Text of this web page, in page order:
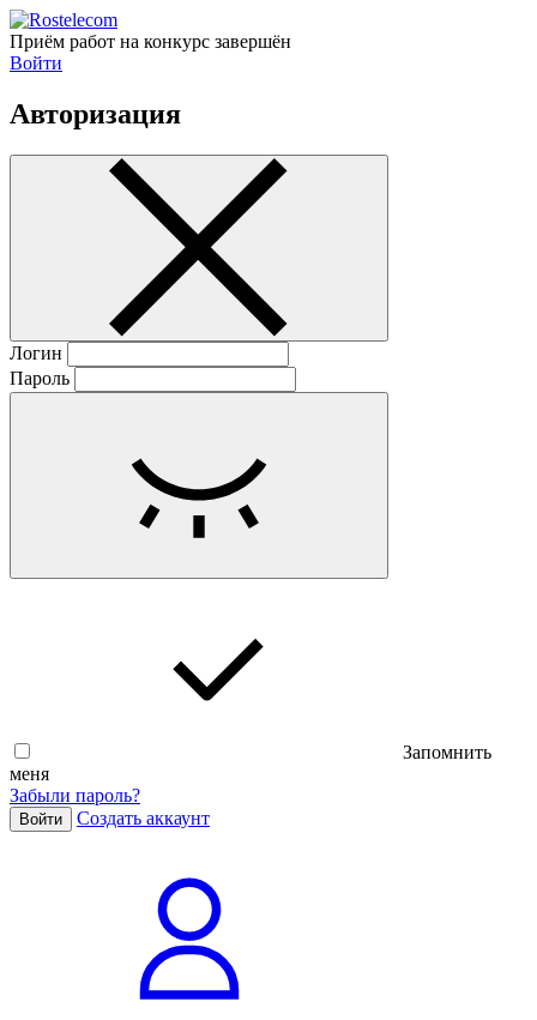
Приём работ на конкурс завершён
Войти
Авторизация
Логин
Пароль
Запомнить
меня
Забыли пароль?
Войти Cоздать аккаунт